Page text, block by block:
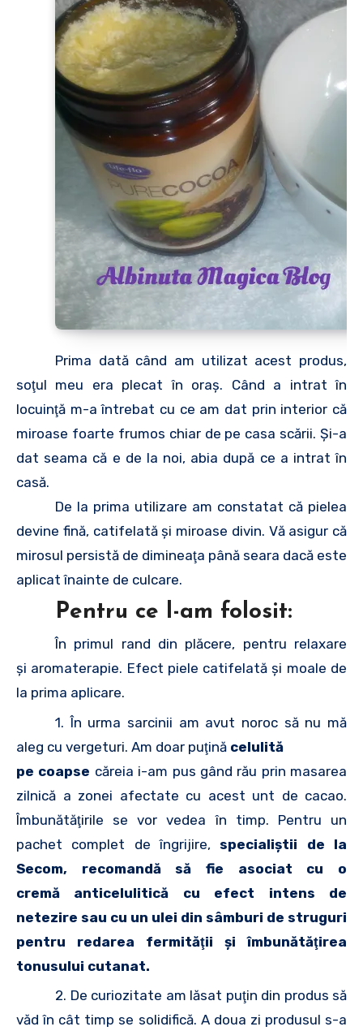
Prima dată când am utilizat acest produs,
soţul meu era plecat în oraş. Când a intrat în
locuinţă m-a întrebat cu ce am dat prin interior că
miroase foarte frumos chiar de pe casa scării. Şi-a
dat seama că e de la noi, abia după ce a intrat în
casă.
De la prima utilizare am constatat că pielea
devine fină, catifelată şi miroase divin. Vă asigur că
mirosul persistă de dimineaţa până seara dacă este
aplicat înainte de culcare.
Pentru ce l-am folosit:
În primul rand din plăcere, pentru relaxare
şi aromaterapie. Efect piele catifelată şi moale de
la prima aplicare.
1. În urma sarcinii am avut noroc să nu mă
aleg cu vergeturi. Am doar puţină celulită
pe coapse căreia i-am pus gând rău prin masarea
zilnică a zonei afectate cu acest unt de cacao.
Îmbunătăţirile se vor vedea în timp. Pentru un
pachet complet de îngrijire,specialiştii de la
Secom, recomandă să fie asociat cu o
cremă anticelulitică cu efect intens de
netezire sau cu un ulei din sâmburi de struguri
pentru redarea fermităţii şi îmbunătăţirea
tonusului cutanat.
2. De curiozitate am lăsat puţin din produs să
văd în cât timp se solidifică. A doua zi produsul s-a